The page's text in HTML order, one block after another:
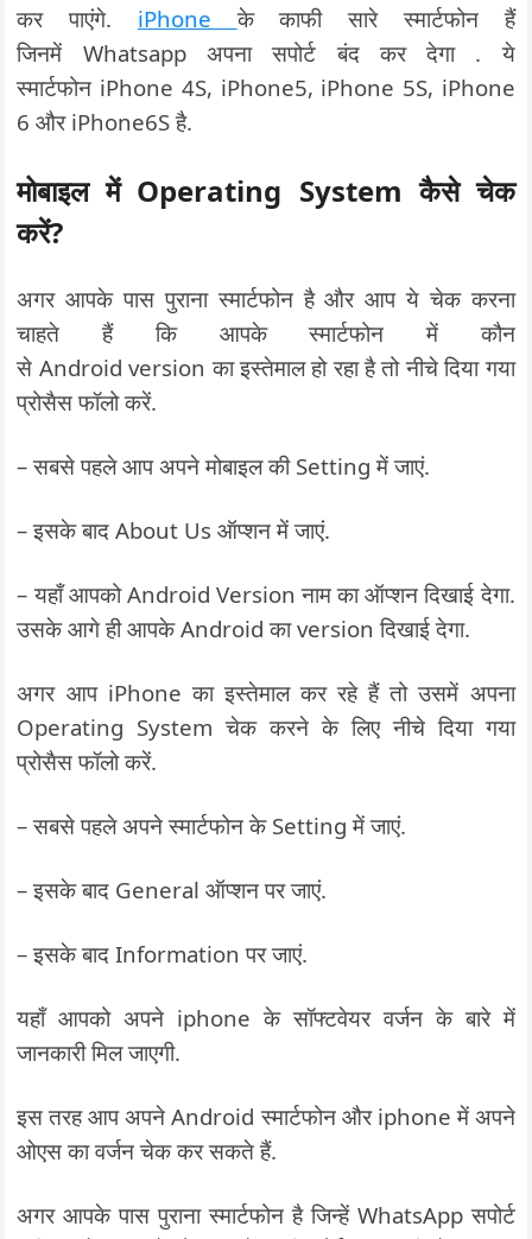
कर पाएंगे. iPhoneके काफी सारे स्मार्टफोन हैं
जिनमें Whatsapp अपना सपोर्ट बंद कर देगा . ये
स्मार्टफोन iPhone 4S, iPhone5, iPhone 5S, iPhone
6 और iPhone6S है.
मोबाइल में Operating System कैसे चेक
करें?
अगर आपके पास पुराना स्मार्टफोन है और आप ये चेक करना
चाहते हैं कि आपके स्मार्टफोन में कौन
से Android version का इस्तेमाल हो रहा है तो नीचे दिया गया
प्रोसैस फॉलो करें.
– सबसे पहले आप अपने मोबाइल की Setting में जाएं.
– इसके बाद About Us ऑप्शन में जाएं.
– यहाँ आपको Android Version नाम का ऑप्शन दिखाई देगा.
उसके आगे ही आपके Android का version दिखाई देगा.
अगर आप iPhone का इस्तेमाल कर रहे हैं तो उसमें अपना
Operating System चेक करने के लिए नीचे दिया गया
प्रोसैस फॉलो करें.
– सबसे पहले अपने स्मार्टफोन के Setting में जाएं.
– इसके बाद General ऑप्शन पर जाएं.
– इसके बाद Information पर जाएं.
यहाँ आपको अपने iphone के सॉफ्टवेयर वर्जन के बारे में
जानकारी मिल जाएगी.
इस तरह आप अपने Android स्मार्टफोन और iphone में अपने
ओएस का वर्जन चेक कर सकते हैं.
अगर आपके पास पुराना स्मार्टफोन है जिन्हें WhatsApp सपोर्ट